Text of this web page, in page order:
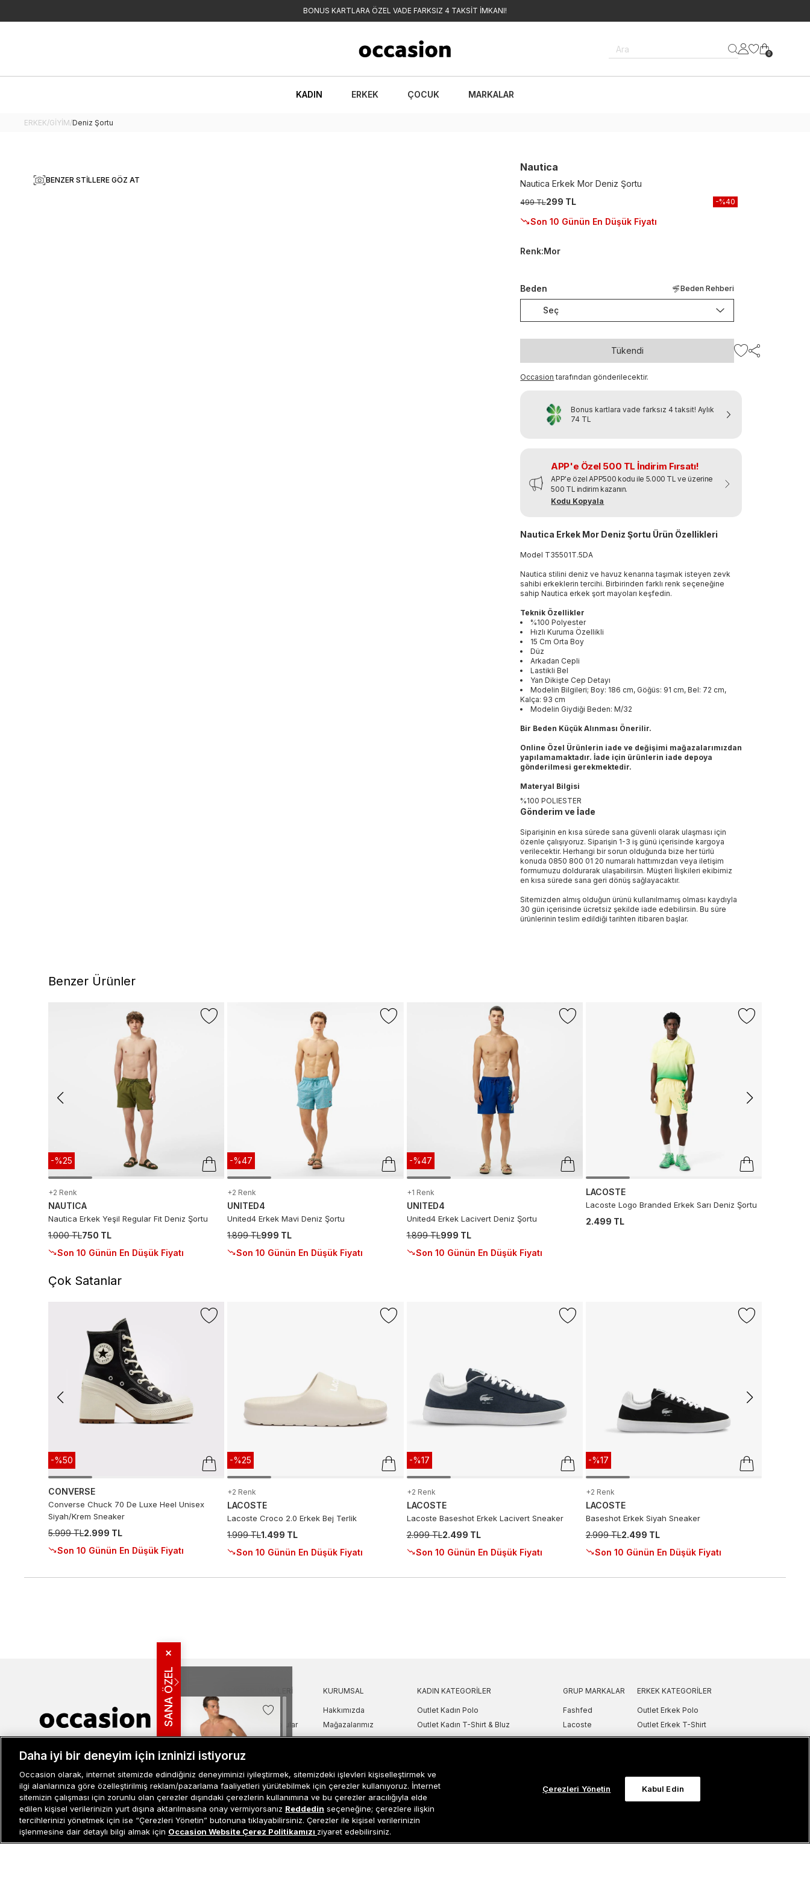
BONUS KARTLARA ÖZEL VADE FARKSIZ 4 TAKSİT İMKANI!
Ara 0
KADIN ERKEK ÇOCUK MARKALAR
ERKEK/GİYİM/Deniz Şortu
BENZER STILLERE GÖZ AT
Nautica
Nautica Erkek Mor Deniz Şortu
499 TL299 TL -%40
Son 10 Günün En Düşük Fiyatı
Renk:Mor
Beden Beden Rehberi
Seç
Tükendi
Occasion tarafından gönderilecektir.
Bonus kartlara vade farksız 4 taksit! Aylık
74 TL
APP'e Özel 500 TL İndirim Fırsatı!
APP'e özel APP500 kodu ile 5.000 TL ve üzerine
500 TL indirim kazanın.
Kodu Kopyala
Nautica Erkek Mor Deniz Şortu Ürün Özellikleri
Model T35501T.5DA
Nautica stilini deniz ve havuz kenarına taşımak isteyen zevk
sahibi erkeklerin tercihi. Birbirinden farklı renk seçeneğine
sahip Nautica erkek şort mayoları keşfedin.
Teknik Özellikler
%100 Polyester
Hızlı Kuruma Özellikli
15 Cm Orta Boy
Düz
Arkadan Cepli
Lastikli Bel
Yan Dikişte Cep Detayı
Modelin Bilgileri; Boy: 186 cm, Göğüs: 91 cm, Bel: 72 cm,
Kalça: 93 cm
Modelin Giydiği Beden: M/32
Bir Beden Küçük Alınması Önerilir.
Online Özel Ürünlerin iade ve değişimi mağazalarımızdan
yapılamamaktadır. İade için ürünlerin iade depoya
gönderilmesi gerekmektedir.
Materyal Bilgisi
%100 POLIESTER
Gönderim ve İade
Siparişinin en kısa sürede sana güvenli olarak ulaşması için
özenle çalışıyoruz. Siparişin 1-3 iş günü içerisinde kargoya
verilecektir. Herhangi bir sorun olduğunda bize her türlü
konuda 0850 800 01 20 numaralı hattımızdan veya iletişim
formumuzu doldurarak ulaşabilirsin. Müşteri İlişkileri ekibimiz
en kısa sürede sana geri dönüş sağlayacaktır.
Sitemizden almış olduğun ürünü kullanılmamış olması kaydıyla
30 gün içerisinde ücretsiz şekilde iade edebilirsin. Bu süre
ürünlerinin teslim edildiği tarihten itibaren başlar.
Benzer Ürünler
-%25
+2 Renk
NAUTICA
Nautica Erkek Yeşil Regular Fit Deniz Şortu
1.000 TL750 TL
Son 10 Günün En Düşük Fiyatı
-%47
+2 Renk
UNITED4
United4 Erkek Mavi Deniz Şortu
1.899 TL999 TL
Son 10 Günün En Düşük Fiyatı
-%47
+1 Renk
UNITED4
United4 Erkek Lacivert Deniz Şortu
1.899 TL999 TL
Son 10 Günün En Düşük Fiyatı
LACOSTE
Lacoste Logo Branded Erkek Sarı Deniz Şortu
2.499 TL
Çok Satanlar
-%50
CONVERSE
Converse Chuck 70 De Luxe Heel Unisex
Siyah/Krem Sneaker
5.999 TL2.999 TL
Son 10 Günün En Düşük Fiyatı
-%25
+2 Renk
LACOSTE
Lacoste Croco 2.0 Erkek Bej Terlik
1.999 TL1.499 TL
Son 10 Günün En Düşük Fiyatı
-%17
+2 Renk
LACOSTE
Lacoste Baseshot Erkek Lacivert Sneaker
2.999 TL2.499 TL
Son 10 Günün En Düşük Fiyatı
-%17
+2 Renk
LACOSTE
Baseshot Erkek Siyah Sneaker
2.999 TL2.499 TL
Son 10 Günün En Düşük Fiyatı
MÜŞTERI İLIŞKILERI
Sıkça Sorulan Sorular
İade ve İptal Politikası
Kampanya Bilgilendirme
Aydınlatma Metni
Site Haritası
Misafir Üye Sipariş Takip
İşlem Rehberi
KURUMSAL
Hakkımızda
Mağazalarımız
Sanal Çadır
KADIN KATEGORILER
Outlet Kadın Polo
Outlet Kadın T-Shirt & Bluz
Outlet Kadın Gömlek
Outlet Kadın Yelek
Outlet Kadın Mont & Ceket
Outlet Kadın Spor Ayakkabı & Sneaker
Outlet Kadın Çanta & Cüzdan
GRUP MARKALAR
Fashfed
Lacoste
GANT
ERKEK KATEGORILER
Outlet Erkek Polo
Outlet Erkek T-Shirt
Outlet Erkek Gömlek
Daha iyi bir deneyim için izninizi istiyoruz
Occasion olarak, internet sitemizde edindiğiniz deneyiminizi iyileştirmek, sitemizdeki işlevleri kişiselleştirmek ve
ilgi alanlarınıza göre özelleştirilmiş reklam/pazarlama faaliyetleri yürütebilmek için çerezler kullanıyoruz. İnternet
sitemizin çalışması için zorunlu olan çerezler dışındaki çerezlerin kullanımına ve bu çerezler aracılığıyla elde
edilen kişisel verilerinizin yurt dışına aktarılmasına onay vermiyorsanız Reddedin seçeneğine; çerezlere ilişkin
tercihlerinizi yönetmek için ise “Çerezleri Yönetin” butonuna tıklayabilirsiniz. Çerezler ile kişisel verilerinizin
işlenmesine dair detaylı bilgi almak için Occasion Website Çerez Politikamızı ziyaret edebilirsiniz.
Çerezleri Yönetin Kabul Edin
SANA ÖZEL
✕
-%25
Nautica Erkek Turuncu Deniz
Şortu